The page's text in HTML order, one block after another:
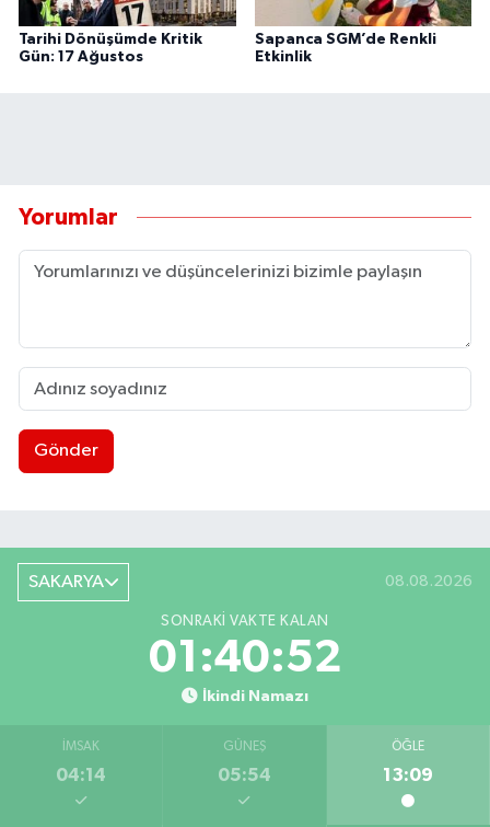
Tarihi Dönüşümde Kritik
Gün: 17 Ağustos
Sapanca SGM’de Renkli
Etkinlik
Yorumlar
Gönder
SAKARYA 08.08.2026
SONRAKI VAKTE KALAN
01:40:51
İkindi Namazı
İMSAK
04:14
GÜNEŞ
05:54
ÖĞLE
13:09